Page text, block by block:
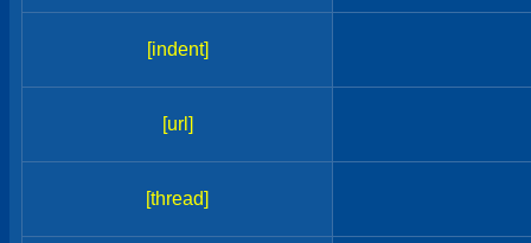
[indent]
[url]
[thread]